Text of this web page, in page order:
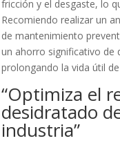
fricción y el desgaste, lo
Recomiendo realizar un
de mantenimiento
un ahorro significativo de
prolongando la vida útil
“Optimiza el
desidratado
industria”